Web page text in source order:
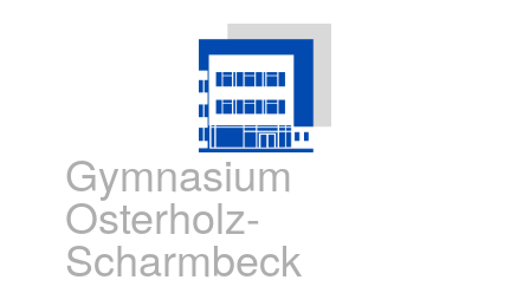
Gymnasium
Osterholz-
Scharmbeck